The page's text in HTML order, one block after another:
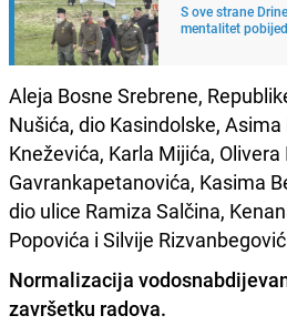
S ove strane
mentalitet
Aleja Bosne Srebrene,
Nušića, dio Kasindolske,
Kneževića, Karla Mijića,
Gavrankapetanovića, Kasima
dio ulice Ramiza Salčina,
Popovića i Silvije
Normalizacija
završetku radova.